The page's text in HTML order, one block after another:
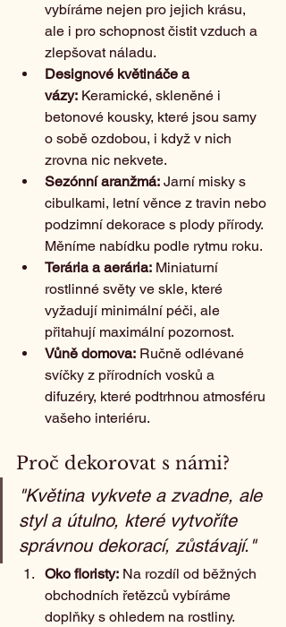
vybíráme nejen pro jejich krásu,
ale i pro schopnost čistit vzduch a
zlepšovat náladu.
Designové květináče a
vázy: Keramické, skleněné i
betonové kousky, které jsou samy
o sobě ozdobou, i když v nich
zrovna nic nekvete.
Sezónní aranžmá: Jarní misky s
cibulkami, letní věnce z travin nebo
podzimní dekorace s plody přírody.
Měníme nabídku podle rytmu roku.
Terária a aerária: Miniaturní
rostlinné světy ve skle, které
vyžadují minimální péči, ale
přitahují maximální pozornost.
Vůně domova: Ručně odlévané
svíčky z přírodních vosků a
difuzéry, které podtrhnou atmosféru
vašeho interiéru.
Proč dekorovat s námi?
"Květina vykvete a zvadne, ale
styl a útulno, které vytvoříte
správnou dekorací, zůstávají."
Oko floristy: Na rozdíl od běžných
obchodních řetězců vybíráme
doplňky s ohledem na rostliny.